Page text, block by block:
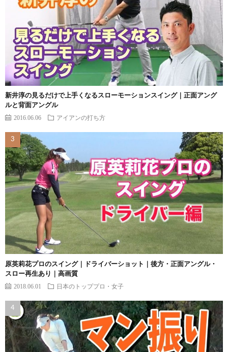
新井淳の見るだけで上手くなるスローモーションスイング｜正面アング
ルと背面アングル
2016.06.06 アイアンの打ち方
原英莉花プロのスイング｜ドライバーショット｜後方・正面アングル・
スロー再生あり｜高画質
2018.06.01 日本のトッププロ・女子